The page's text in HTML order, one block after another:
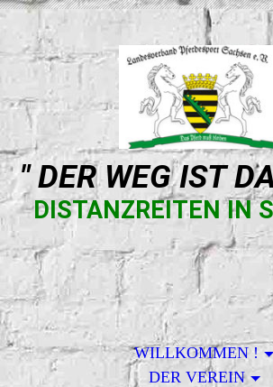
" DER WEG IST
DISTANZREITEN IN
WILLKOMMEN !
DER VEREIN